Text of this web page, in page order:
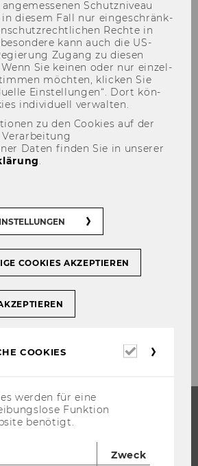
In­hal­te sind zu­griffs­ge­
Sie sich an, um auf die
zu kön­nen.
an­ge­mel­det sind (siehe unten)
Zu­griff auf die ge­nann­ten In­
innen
Schutz­ni­veau
in die­sem Fall nur ein­ge­schränk­
Rech­te in
kann auch die US-​
Zu­gang zu die­sen
Sie kei­nen oder nur ein­zel­
möch­ten, kli­cken Sie
Ein­stel­lun­gen“. Dort kön­
in­di­vi­du­ell ver­wal­ten.
zu den Cookies auf der
Daten finden Sie in unserer
.
COOKIES AKZEPTIEREN
COOKIES
werden für eine
Funktion
benötigt.
Zweck